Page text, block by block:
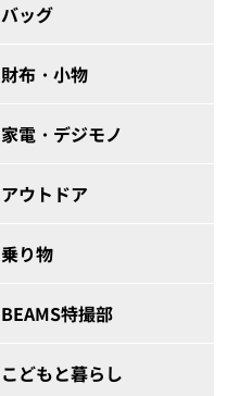
バッグ
財布・小物
家電・デジモノ
アウトドア
乗り物
BEAMS特撮部
こどもと暮らし